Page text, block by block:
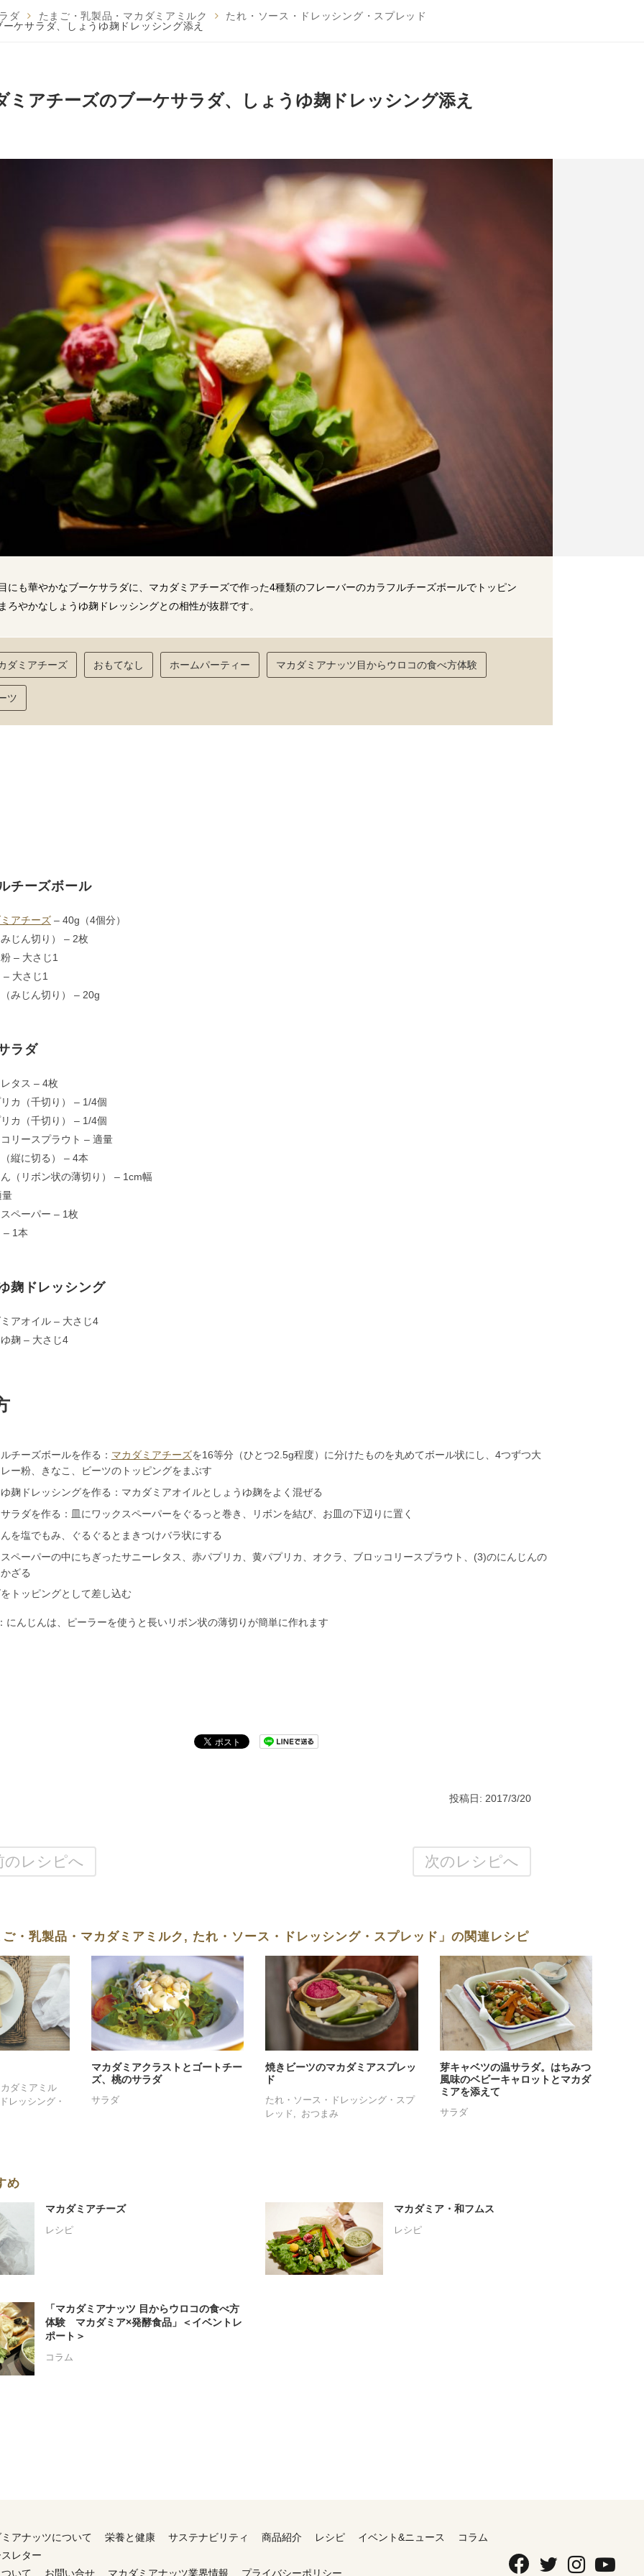
ダ たまご・乳製品・マカダミアミルク
たれ・ソース・ドレッシング・スプレッド
ケサラダ、しょうゆ麹ドレッシング添え
ミアチーズのブーケサラダ、しょうゆ麹ドレッシング添え
にも華やかなブーケサラダに、マカダミアチーズで作った4種類のフレーバーのカラフルチーズボールでトッピン
ろやかなしょうゆ麹ドレッシングとの相性が抜群です。
ダミアチーズ おもてなし ホームパーティー マカダミアナッツ目からウロコの食べ方体験
ツ
チーズボール
アチーズ – 40g（4個分）
じん切り） – 2枚
– 大さじ1
– 大さじ1
みじん切り） – 20g
ラダ
タス – 4枚
カ（千切り） – 1/4個
カ（千切り） – 1/4個
リースプラウト – 適量
縦に切る） – 4本
（リボン状の薄切り） – 1cm幅
量
ペーパー – 1枚
– 1本
麹ドレッシング
アオイル – 大さじ4
麹 – 大さじ4
チーズボールを作る： マカダミアチーズを16等分（ひとつ2.5g程度）に分けたものを丸めてボール状にし、4つずつ大
ー粉、きなこ、ビーツのトッピングをまぶす
麹ドレッシングを作る：マカダミアオイルとしょうゆ麹をよく混ぜる
ラダを作る：皿にワックスペーパーをぐるっと巻き、リボンを結び、お皿の下辺りに置く
を塩でもみ、ぐるぐるとまきつけバラ状にする
ペーパーの中にちぎったサニーレタス、赤パプリカ、黄パプリカ、オクラ、ブロッコリースプラウト、(3)のにんじんの
ざる
トッピングとして差し込む
んじんは、ピーラーを使うと長いリボン状の薄切りが簡単に作れます
投稿日: 2017/3/20
のレシピへ 次のレシピへ
・乳製品・マカダミアミルク, たれ・ソース・ドレッシング・スプレッド」の関連レシピ
ダミアミル
レッシング・
マカダミアクラストとゴートチー
ズ、桃のサラダ
サラダ
焼きビーツのマカダミアスプレッ
ド
たれ・ソース・ドレッシング・スプ
レッド
おつまみ
芽キャベツの温サラダ。はちみつ
風味のベビーキャロットとマカダ
ミアを添えて
サラダ
め
マカダミアチーズ
レシピ
マカダミア・和フムス
レシピ
「マカダミアナッツ 目からウロコの食べ方
体験 マカダミア×発酵食品」＜イベントレ
ポート＞
コラム
アナッツについて 栄養と健康 サステナビリティ 商品紹介 レシピ イベント&ニュース
コラム
レター
いて
お問い合せ マカダミアナッツ業界情報 プライバシーポリシー